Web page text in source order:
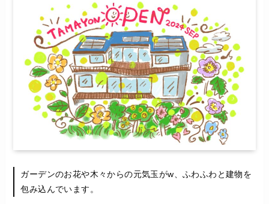
ガーデンのお花や木々からの元気玉がw、ふわふわと建物を
包み込んでいます。